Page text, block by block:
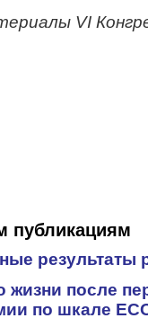
VI
публикациям
результаты
жизни после
по шкале